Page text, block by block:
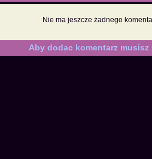
Nie ma jeszcze żadnego
Aby dodac komentarz musisz